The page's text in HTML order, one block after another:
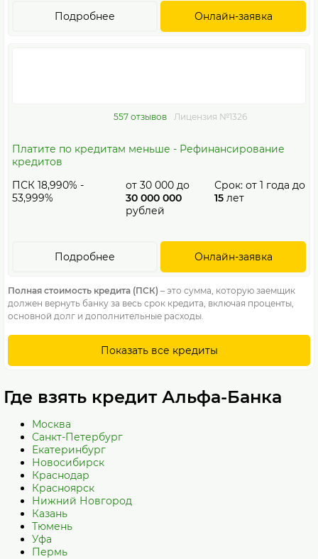
Онлайн-заявка
Подробнее
557 отзывов Лицензия №1326
Платите по кредитам меньше - Рефинансирование
кредитов
ПСК 18,990% -
53,999%
от 30 000 до
30 000 000
рублей
Срок: от 1 года до
15лет
Онлайн-заявка
Подробнее
Полная стоимость кредита (ПСК) – это сумма, которую заемщик
должен вернуть банку за весь срок кредита, включая проценты,
основной долг и дополнительные расходы.
Показать все кредиты
Где взять кредит Альфа-Банка
Москва
Санкт-Петербург
Екатеринбург
Новосибирск
Краснодар
Красноярск
Нижний Новгород
Казань
Тюмень
Уфа
Пермь